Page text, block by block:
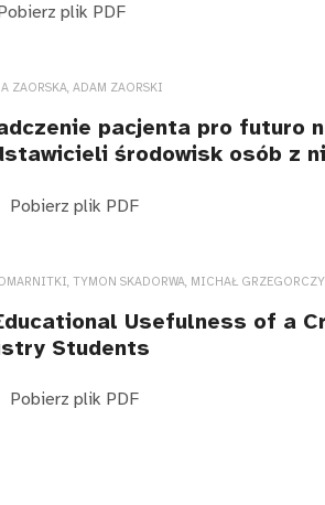
plik PDF
ZAORSKA, ADAM ZAORSKI
pacjenta pro futuro
środowisk osób z
Pobierz plik PDF
TYMON SKADORWA, MICHAŁ
Usefulness of a
Students
Pobierz plik PDF